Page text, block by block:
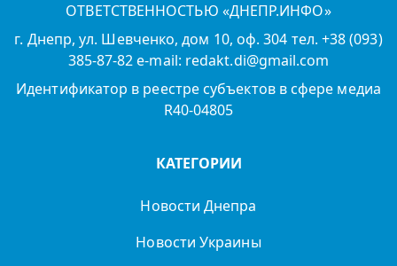
ОТВЕТСТВЕННОСТЬЮ «ДНЕПР.ИНФО»
г. Днепр, ул. Шевченко, дом 10, оф. 304 тел. +38 (093)
385-87-82 e-mail: redakt.di@gmail.com
Идентификатор в реестре субъектов в сфере медиа
R40-04805
КАТЕГОРИИ
Новости Днепра
Новости Украины